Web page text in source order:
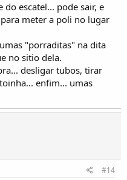
escatel... pode sair, e
meter a poli no lugar
"porraditas" na dita
no sitio dela.
desligar tubos, tirar
enfim... umas
#14